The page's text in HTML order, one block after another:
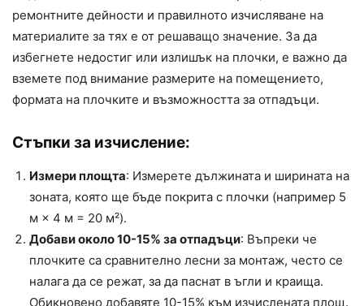
ремонтните дейности и правилното изчисляване на
материалите за тях е от решаващо значение. За да
избегнете недостиг или излишък на плочки, е важно да
вземете под внимание размерите на помещението,
формата на плочките и възможността за отпадъци.
Стъпки за изчисление:
Измери площта: Измерете дължината и ширината на
зоната, която ще бъде покрита с плочки (например 5
м × 4 м = 20 м²).
Добави около 10-15% за отпадъци: Въпреки че
плочките са сравнително лесни за монтаж, често се
налага да се режат, за да паснат в ъгли и краища.
Обикновено добавяте 10-15% към изчислената площ.